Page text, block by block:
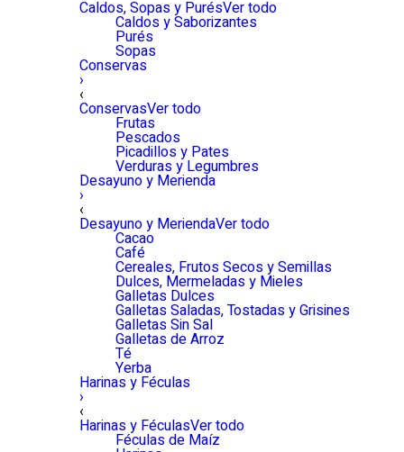
Caldos, Sopas y PurésVer todo
Caldos y Saborizantes
Purés
Sopas
Conservas
›
‹
ConservasVer todo
Frutas
Pescados
Picadillos y Pates
Verduras y Legumbres
Desayuno y Merienda
›
‹
Desayuno y MeriendaVer todo
Cacao
Café
Cereales, Frutos Secos y Semillas
Dulces, Mermeladas y Mieles
Galletas Dulces
Galletas Saladas, Tostadas y Grisines
Galletas Sin Sal
Galletas de Arroz
Té
Yerba
Harinas y Féculas
›
‹
Harinas y FéculasVer todo
Féculas de Maíz